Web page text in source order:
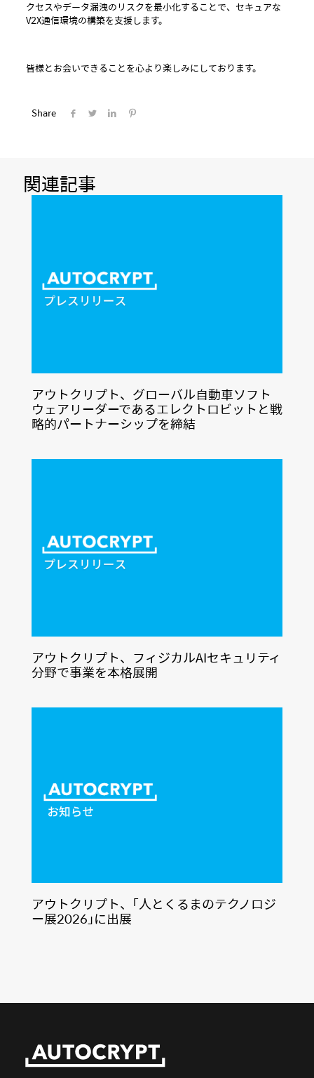
クセスやデータ漏洩のリスクを最小化することで、セキュアな
V2X通信環境の構築を支援します。
皆様とお会いできることを心より楽しみにしております。
Share
関連記事
アウトクリプト、グローバル自動車ソフト
ウェアリーダーであるエレクトロビットと戦
略的パートナーシップを締結
アウトクリプト、フィジカルAIセキュリティ
分野で事業を本格展開
アウトクリプト、「人とくるまのテクノロジ
ー展2026」に出展